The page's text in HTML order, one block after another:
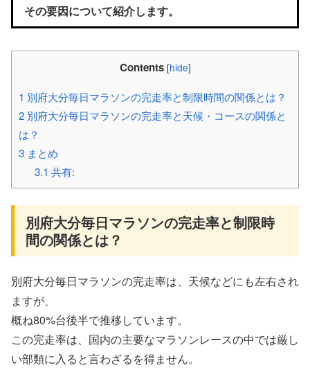
その要因について紹介します。
Contents [hide]
1 別府大分毎日マラソンの完走率と制限時間の関係とは？
2 別府大分毎日マラソンの完走率と天候・コースの関係と
は？
3 まとめ
3.1 共有:
別府大分毎日マラソンの完走率と制限時
間の関係とは？
別府大分毎日マラソンの完走率は、天候などにも左右され
ますが、
概ね80%台後半で推移しています。
この完走率は、国内の主要なマラソンレースの中では厳し
い部類に入ると言わざるを得ません。